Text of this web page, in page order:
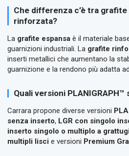
Che differenza c’è tra
rinforzata?
La grafite espansa è il materiale
guarnizioni industriali. La grafite
inserti metallici che aumentano la
guarnizione e la rendono più adatta
Quali versioni
Carrara propone diverse versioni
senza inserto, LGR con singolo
inserto singolo o multiplo a
multipli lisci e versioni Premium